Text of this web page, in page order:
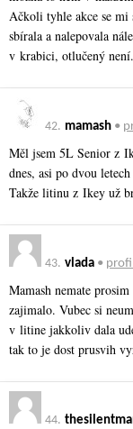
Ačkoli tyhle akce se mi
sbírala a nalepovala
v krabici, otlučený není.
42. mamash •
Měl jsem 5L Senior z
dnes, asi po dvou
Takže litinu z Ikey už
43. vlada •
Mamash nemate
zajimalo. Vubec si
v litine jakkoliv dala
tak to je dost prusvih
44.